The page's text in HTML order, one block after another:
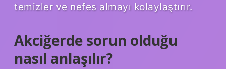
temizler ve nefes almayı kolaylaştırır.
Akciğerde sorun olduğu
nasıl anlaşılır?